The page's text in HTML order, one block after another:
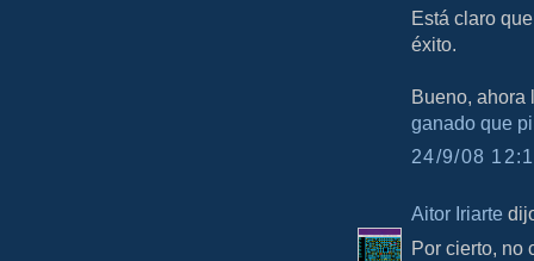
Está claro
éxito.
Bueno,
ganado que
24/9/08
Aitor Iriarte
Por cierto, no